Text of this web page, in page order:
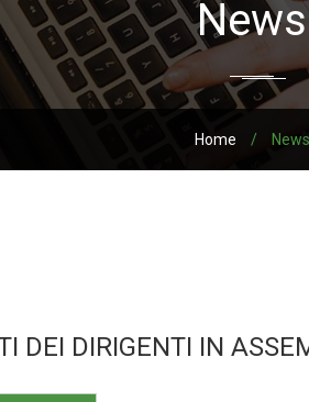
News
Home / News
DEI DIRIGENTI IN